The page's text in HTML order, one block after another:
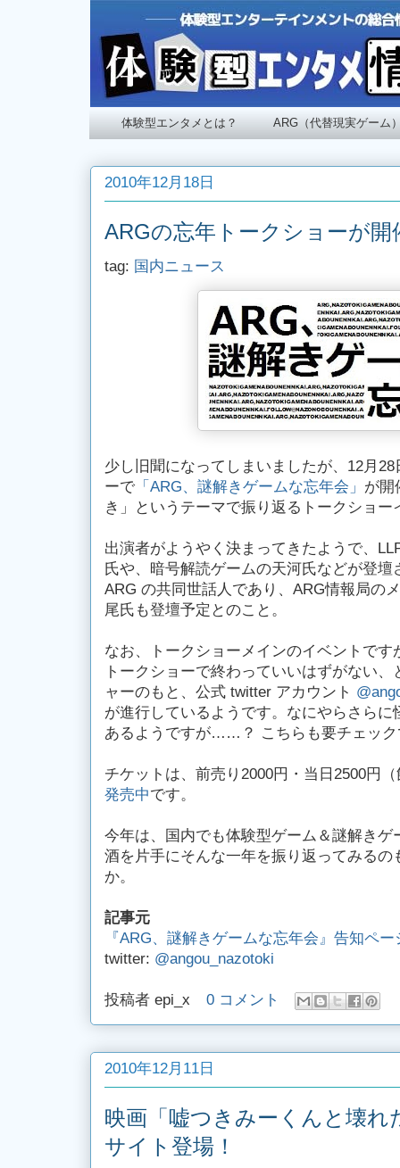
体験型エンタメとは？ ARG（代替現実ゲーム
2010年12月18日
ARGの忘年トークショーが開
tag: 国内ニュース
少し旧聞になってしまいましたが、12月
ーで 「ARG、謎解きゲームな忘年会」 が開
き」というテーマで振り返るトークショ
出演者がようやく決まってきたようで、
氏や、暗号解読ゲームの天河氏などが登
ARG の共同世話人であり、ARG情報局の
尾氏も登壇予定とのこと。
なお、トークショーメインのイベントで
トークショーで終わっていいはずがない
ャーのもと、公式 twitter アカウント
が進行しているようです。なにやらさら
あるようですが……？ こちらも要チェック
チケットは、前売り2000円・当日2500円
発売中です。
今年は、国内でも体験型ゲーム＆謎解き
酒を片手にそんな一年を振り返ってみるの
か。
記事元
『ARG、謎解きゲームな忘年会』告知ペー
twitter: @angou_nazotoki
投稿者 epi_x 0 コメント
2010年12月11日
映画「嘘つきみーくんと壊れ
サイト登場！